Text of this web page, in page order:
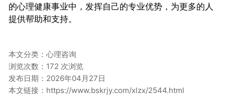
的心理健康事业中，发挥自己的专业优势，为更多的人
提供帮助和支持。
本文分类： 心理咨询
浏览次数：172 次浏览
发布日期：2026年04月27日
本文链接： https://www.bskrjy.com/xlzx/2544.html